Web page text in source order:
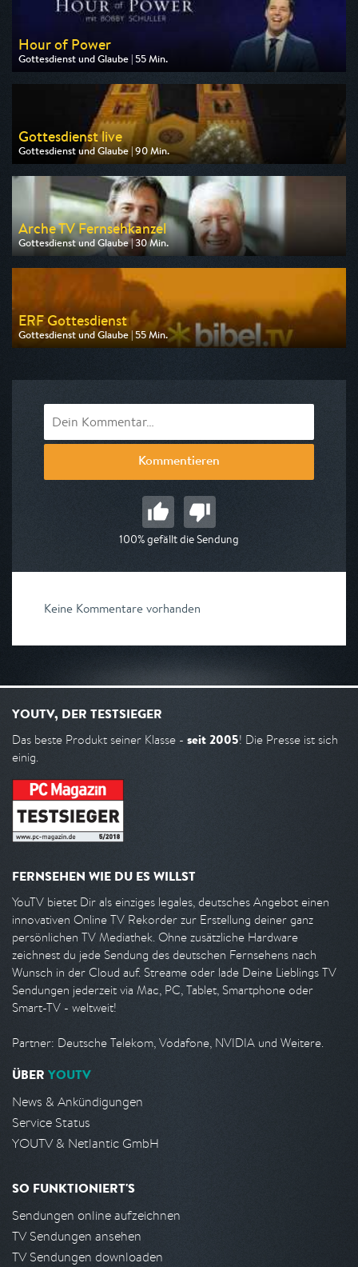
Hour of Power
Gottesdienst und Glaube | 55 Min.
Ausgestrahlt von Tele 5
am 08.08.2026, 06:00
Gottesdienst live
Gottesdienst und Glaube | 90 Min.
Ausgestrahlt von Bibel TV
am 09.08.2026, 10:00
Arche TV Fernsehkanzel
Gottesdienst und Glaube | 30 Min.
Ausgestrahlt von Anixe Plus
am 08.08.2026, 04:30
ERF Gottesdienst
Gottesdienst und Glaube | 55 Min.
Ausgestrahlt von Bibel TV
Kommentieren
100% gefällt die Sendung
Keine Kommentare vorhanden
YOUTV, DER TESTSIEGER
Das beste Produkt seiner Klasse - seit 2005! Die Presse ist sich
einig.
FERNSEHEN WIE DU ES WILLST
YouTV bietet Dir als einziges legales, deutsches Angebot einen
innovativen Online TV Rekorder zur Erstellung deiner ganz
persönlichen TV Mediathek. Ohne zusätzliche Hardware
zeichnest du jede Sendung des deutschen Fernsehens nach
Wunsch in der Cloud auf. Streame oder lade Deine Lieblings TV
Sendungen jederzeit via Mac, PC, Tablet, Smartphone oder
Smart-TV - weltweit!
Partner: Deutsche Telekom, Vodafone, NVIDIA und Weitere.
ÜBER YOUTV
News & Ankündigungen
Service Status
YOUTV & Netlantic GmbH
SO FUNKTIONIERT'S
Sendungen online aufzeichnen
TV Sendungen ansehen
TV Sendungen downloaden